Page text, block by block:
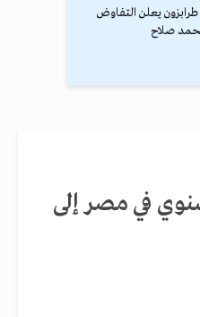
يعلن التفاوض
صلاح
في مصر إلى